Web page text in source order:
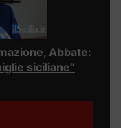
Abbate:
siciliane”